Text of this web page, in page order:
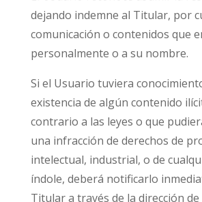
dejando indemne al Titular, por
comunicación o contenidos que
personalmente o a su nombre.
Si el Usuario tuviera
existencia de algún contenido
contrario a las leyes o que
una infracción de derechos de
intelectual, industrial, o de
índole, deberá notificarlo
Titular a través de la dirección